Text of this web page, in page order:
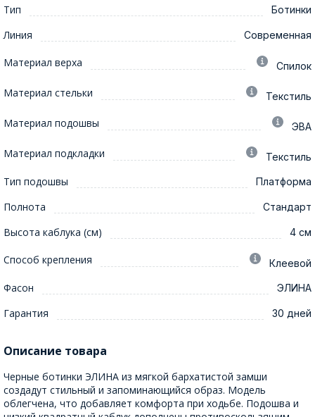
Тип Ботинки
Линия Современная
Материал верха Спилок
Материал стельки Текстиль
Материал подошвы ЭВА
Материал подкладки Текстиль
Тип подошвы Платформа
Полнота Стандарт
Высота каблука (см) 4 см
Способ крепления Клеевой
Фасон ЭЛИНА
Гарантия 30 дней
Описание товара
Черные ботинки ЭЛИНА из мягкой бархатистой замши
создадут стильный и запоминающийся образ. Модель
облегчена, что добавляет комфорта при ходьбе. Подошва и